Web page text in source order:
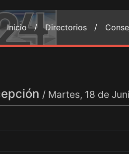
Inicio / Directorios /
/ Martes, 18 de